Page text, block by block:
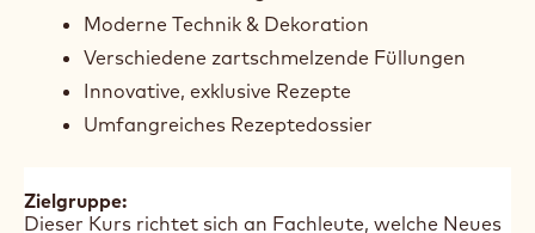
Moderne Technik & Dekoration
Verschiedene zartschmelzende Füllungen
Innovative, exklusive Rezepte
Umfangreiches Rezeptedossier
Zielgruppe:
Dieser Kurs richtet sich an Fachleute, welche Neues